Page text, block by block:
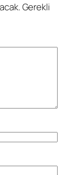
Gerekli